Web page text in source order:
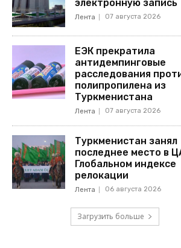
электронную запись
Лента 07 августа 2026
ЕЭК прекратила
антидемпинговые
расследования
полипропилена из
Туркменистана
Лента 07 августа 2026
Туркменистан занял
последнее место в
Глобальном индексе
релокации
Лента 06 августа 2026
Загрузить больше